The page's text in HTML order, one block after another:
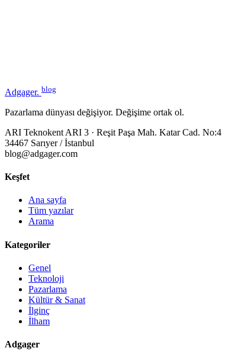
Adgager. blog
Pazarlama dünyası değişiyor. Değişime ortak ol.
ARI Teknokent ARI 3 · Reşit Paşa Mah. Katar Cad. No:4
34467 Sarıyer / İstanbul
blog@adgager.com
Keşfet
Ana sayfa
Tüm yazılar
Arama
Kategoriler
Genel
Teknoloji
Pazarlama
Kültür & Sanat
İlginç
İlham
Adgager